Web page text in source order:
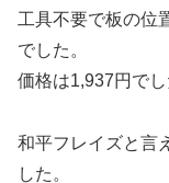
工具不要で板の位
でした。
価格は1,937円でし
和平フレイズと言
した。